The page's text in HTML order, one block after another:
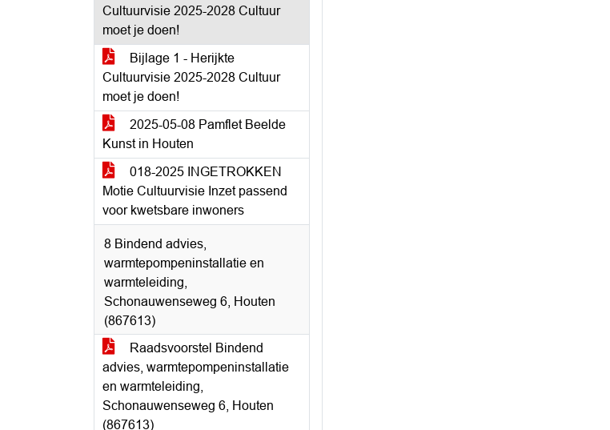
Cultuurvisie 2025-2028 Cultuur
moet je doen!
Bijlage 1 - Herijkte
Cultuurvisie 2025-2028 Cultuur
moet je doen!
2025-05-08 Pamflet Beelde
Kunst in Houten
018-2025 INGETROKKEN
Motie Cultuurvisie Inzet passend
voor kwetsbare inwoners
8 Bindend advies,
warmtepompeninstallatie en
warmteleiding,
Schonauwenseweg 6, Houten
(867613)
Raadsvoorstel Bindend
advies, warmtepompeninstallatie
en warmteleiding,
Schonauwenseweg 6, Houten
(867613)